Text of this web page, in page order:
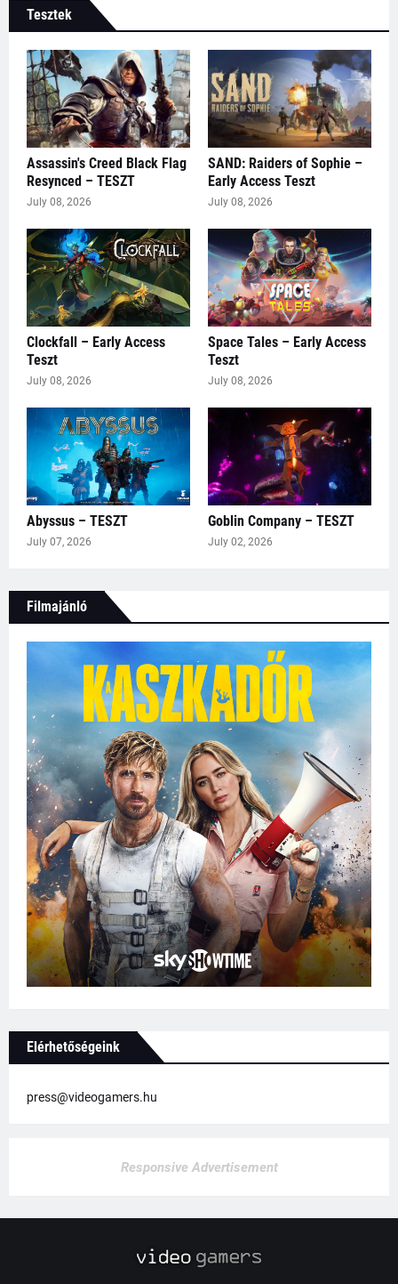
Tesztek
Assassin's Creed Black Flag
Resynced – TESZT
July 08, 2026
SAND: Raiders of Sophie –
Early Access Teszt
July 08, 2026
Clockfall – Early Access
Teszt
July 08, 2026
Space Tales – Early Access
Teszt
July 08, 2026
Abyssus – TESZT
July 07, 2026
Goblin Company – TESZT
July 02, 2026
Filmajánló
Elérhetőségeink
press@videogamers.hu
Responsive Advertisement